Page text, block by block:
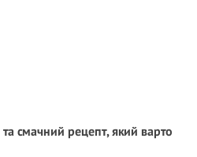
смачний рецепт, який варто